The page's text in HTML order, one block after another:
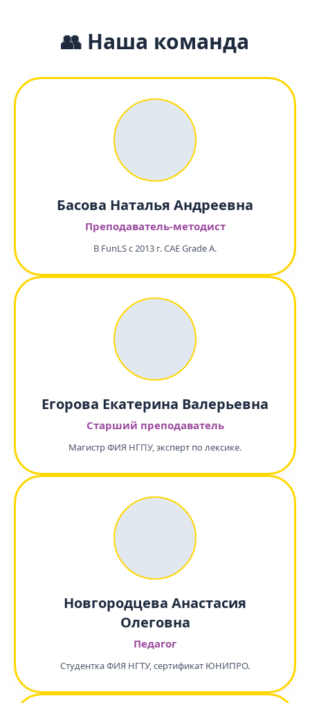
👥 Наша команда
Басова Наталья Андреевна
Преподаватель-методист
В FunLS с 2013 г. CAE Grade A.
Егорова Екатерина Валерьевна
Старший преподаватель
Магистр ФИЯ НГПУ, эксперт по лексике.
Новгородцева Анастасия
Олеговна
Педагог
Студентка ФИЯ НГТУ, сертификат ЮНИПРО.